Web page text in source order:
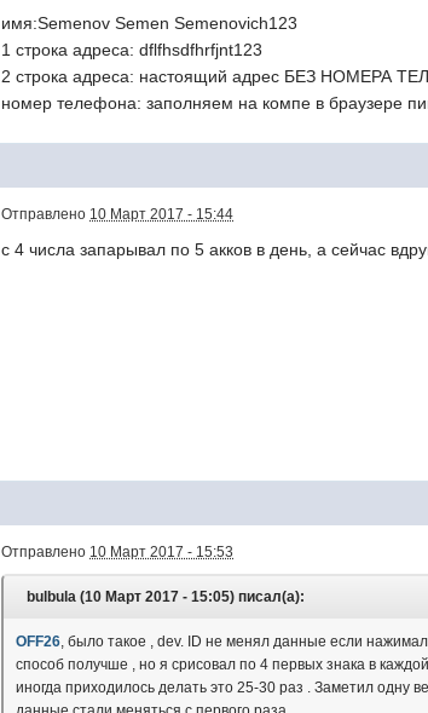
имя:Semenov Semen Semenovich123
1 строка адреса: dflfhsdfhrfjnt123
2 строка адреса: настоящий адрес БЕЗ
номер телефона: заполняем на компе в браузере
Отправлено 10 Март 2017 - 15:44
с 4 числа запарывал по 5 акков в день, а сейчас
Отправлено 10 Март 2017 - 15:53
bulbula (10 Март 2017 - 15:05) писал(а):
OFF26, было такое , dev. ID не менял данные если
способ получше , но я срисовал по 4 первых знака в
иногда приходилось делать это 25-30 раз . Заметил одну